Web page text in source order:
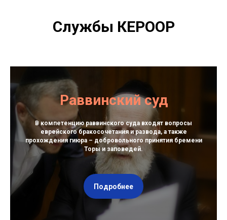
Службы КЕРООР
Раввинский суд
В компетенцию раввинского суда входят вопросы
еврейского бракосочетания и развода, а также
прохождения гиюра – добровольного принятия бремени
Торы и заповедей.
Подробнее